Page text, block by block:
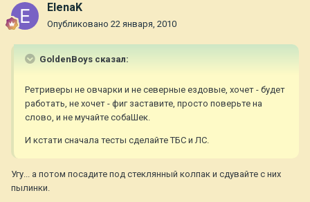
ElenaK
Опубликовано 22 января, 2010
GoldenBoys сказал:
Ретриверы не овчарки и не северные ездовые, хочет - будет
работать, не хочет - фиг заставите, просто поверьте на
слово, и не мучайте собаШек.
И кстати сначала тесты сделайте ТБС и ЛС.
Угу... а потом посадите под стеклянный колпак и сдувайте с них
пылинки.